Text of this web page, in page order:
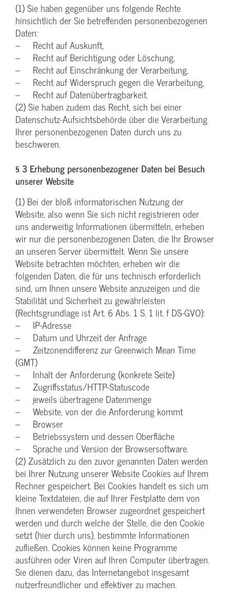
(1) Sie haben gegenüber uns folgende Rechte
hinsichtlich der Sie betreffenden personenbezogenen
Daten:
– Recht auf Auskunft,
– Recht auf Berichtigung oder Löschung,
– Recht auf Einschränkung der Verarbeitung,
– Recht auf Widerspruch gegen die Verarbeitung,
– Recht auf Datenübertragbarkeit.
(2) Sie haben zudem das Recht, sich bei einer
Datenschutz-Aufsichtsbehörde über die Verarbeitung
Ihrer personenbezogenen Daten durch uns zu
beschweren.
§ 3 Erhebung personenbezogener Daten bei Besuch
unserer Website
(1) Bei der bloß informatorischen Nutzung der
Website, also wenn Sie sich nicht registrieren oder
uns anderweitig Informationen übermitteln, erheben
wir nur die personenbezogenen Daten, die Ihr Browser
an unseren Server übermittelt. Wenn Sie unsere
Website betrachten möchten, erheben wir die
folgenden Daten, die für uns technisch erforderlich
sind, um Ihnen unsere Website anzuzeigen und die
Stabilität und Sicherheit zu gewährleisten
(Rechtsgrundlage ist Art. 6 Abs. 1 S. 1 lit. f DS-GVO):
– IP-Adresse
– Datum und Uhrzeit der Anfrage
– Zeitzonendifferenz zur Greenwich Mean Time
(GMT)
– Inhalt der Anforderung (konkrete Seite)
– Zugriffsstatus/HTTP-Statuscode
– jeweils übertragene Datenmenge
– Website, von der die Anforderung kommt
– Browser
– Betriebssystem und dessen Oberfläche
– Sprache und Version der Browsersoftware.
(2) Zusätzlich zu den zuvor genannten Daten werden
bei Ihrer Nutzung unserer Website Cookies auf Ihrem
Rechner gespeichert. Bei Cookies handelt es sich um
kleine Textdateien, die auf Ihrer Festplatte dem von
Ihnen verwendeten Browser zugeordnet gespeichert
werden und durch welche der Stelle, die den Cookie
setzt (hier durch uns), bestimmte Informationen
zufließen. Cookies können keine Programme
ausführen oder Viren auf Ihren Computer übertragen.
Sie dienen dazu, das Internetangebot insgesamt
nutzerfreundlicher und effektiver zu machen.